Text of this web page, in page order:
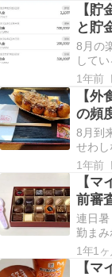
メー
リフ
カル
今ま
で、
3000
少し
【
と貯
8月の
して
り込ま
ら、
キそ
5248
0.5%
利率
1年前
【
の頻
8月到
せわ
崩した
お盆
で、
い。
の気
する
たり
1年前
【
前審
連日
勤ま
癒やし
コレ
1年1
【